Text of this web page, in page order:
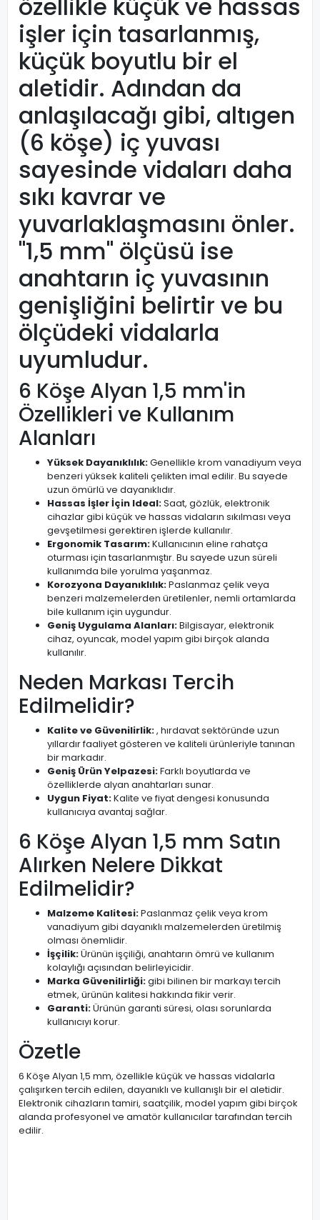
özellikle küçük ve hassas
işler için tasarlanmış,
küçük boyutlu bir el
aletidir. Adından da
anlaşılacağı gibi, altıgen
(6 köşe) iç yuvası
sayesinde vidaları daha
sıkı kavrar ve
yuvarlaklaşmasını önler.
"1,5 mm" ölçüsü ise
anahtarın iç yuvasının
genişliğini belirtir ve bu
ölçüdeki vidalarla
uyumludur.
6 Köşe Alyan 1,5 mm'in
Özellikleri ve Kullanım
Alanları
Yüksek Dayanıklılık:Genellikle krom vanadiyum veya
benzeri yüksek kaliteli çelikten imal edilir. Bu sayede
uzun ömürlü ve dayanıklıdır.
Hassas İşler İçin Ideal:Saat, gözlük, elektronik
cihazlar gibi küçük ve hassas vidaların sıkılması veya
gevşetilmesi gerektiren işlerde kullanılır.
Ergonomik Tasarım:Kullanıcının eline rahatça
oturması için tasarlanmıştır. Bu sayede uzun süreli
kullanımda bile yorulma yaşanmaz.
Korozyona Dayanıklılık:Paslanmaz çelik veya
benzeri malzemelerden üretilenler, nemli ortamlarda
bile kullanım için uygundur.
Geniş Uygulama Alanları:Bilgisayar, elektronik
cihaz, oyuncak, model yapım gibi birçok alanda
kullanılır.
Neden Markası Tercih
Edilmelidir?
Kalite ve Güvenilirlik:, hırdavat sektöründe uzun
yıllardır faaliyet gösteren ve kaliteli ürünleriyle tanınan
bir markadır.
Geniş Ürün Yelpazesi:Farklı boyutlarda ve
özelliklerde alyan anahtarları sunar.
Uygun Fiyat:Kalite ve fiyat dengesi konusunda
kullanıcıya avantaj sağlar.
6 Köşe Alyan 1,5 mm Satın
Alırken Nelere Dikkat
Edilmelidir?
Malzeme Kalitesi:Paslanmaz çelik veya krom
vanadiyum gibi dayanıklı malzemelerden üretilmiş
olması önemlidir.
İşçilik:Ürünün işçiliği, anahtarın ömrü ve kullanım
kolaylığı açısından belirleyicidir.
Marka Güvenilirliği:gibi bilinen bir markayı tercih
etmek, ürünün kalitesi hakkında fikir verir.
Garanti:Ürünün garanti süresi, olası sorunlarda
kullanıcıyı korur.
Özetle
6 Köşe Alyan 1,5 mm, özellikle küçük ve hassas vidalarla
çalışırken tercih edilen, dayanıklı ve kullanışlı bir el aletidir.
Elektronik cihazların tamiri, saatçilik, model yapım gibi birçok
alanda profesyonel ve amatör kullanıcılar tarafından tercih
edilir.